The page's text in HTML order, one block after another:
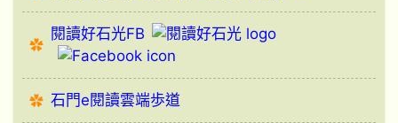
閱讀好石光FB
石門e閱讀雲端歩道